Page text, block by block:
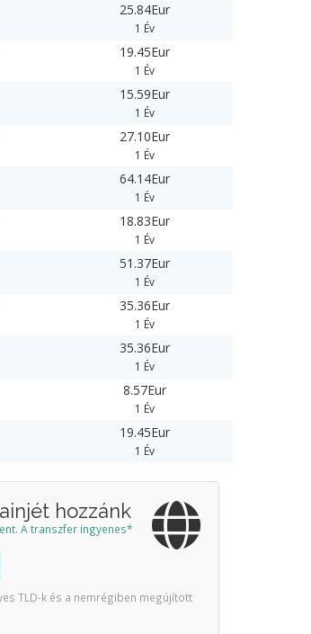
25.84Eur
1 Év
19.45Eur
1 Év
15.59Eur
1 Év
27.10Eur
1 Év
64.14Eur
1 Év
18.83Eur
1 Év
51.37Eur
1 Év
35.36Eur
1 Év
35.36Eur
1 Év
8.57Eur
1 Év
19.45Eur
1 Év
hozzánk
A transzfer ingyenes*
TLD-k és a nemrégiben megújított